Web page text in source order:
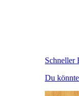
Schneller
Du